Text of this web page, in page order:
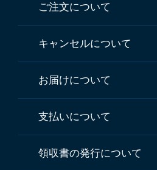
ご注文について
キャンセルについて
お届けについて
支払いについて
領収書の発行について